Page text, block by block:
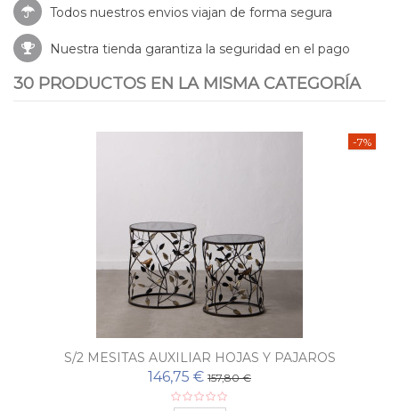
Todos nuestros envios viajan de forma segura
Nuestra tienda garantiza la seguridad en el pago
30 PRODUCTOS EN LA MISMA CATEGORÍA
-7%
S/2 MESITAS AUXILIAR HOJAS Y PAJAROS
146,75 € 157,80 €